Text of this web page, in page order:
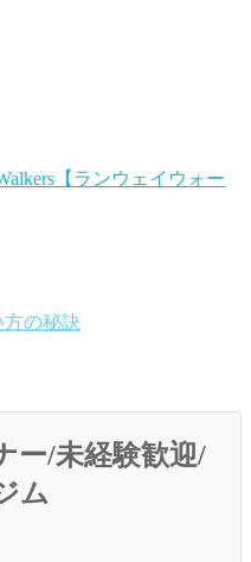
の秘訣
ー/未経験歓迎/
ム